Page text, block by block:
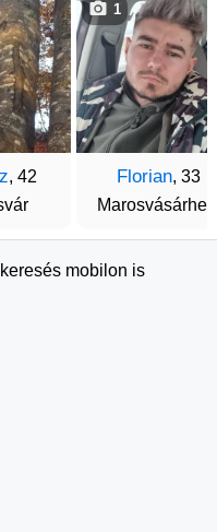
, 42
Florian, 33
1
mobilon is